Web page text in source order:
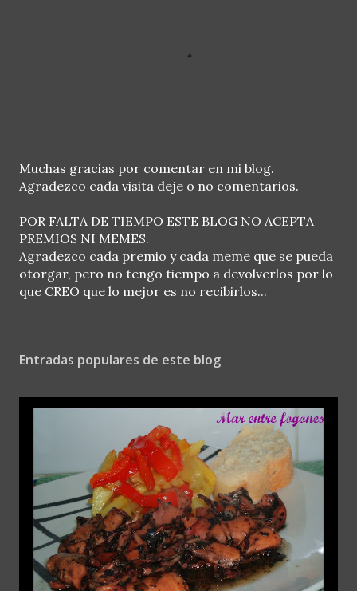
P
u
l
i
c
a
r
o
e
Muchas gracias por comentar en mi blog.
Agradezco cada visita deje o no comentarios.
POR FALTA DE TIEMPO ESTE BLOG NO ACEPTA
PREMIOS NI MEMES.
Agradezco cada premio y cada meme que se pueda
otorgar, pero no tengo tiempo a devolverlos por lo
que CREO que lo mejor es no recibirlos...
Entradas populares de este blog